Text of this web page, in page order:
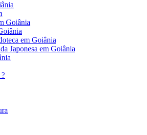
Goiânia
em Goiânia
Japonesa em Goiânia